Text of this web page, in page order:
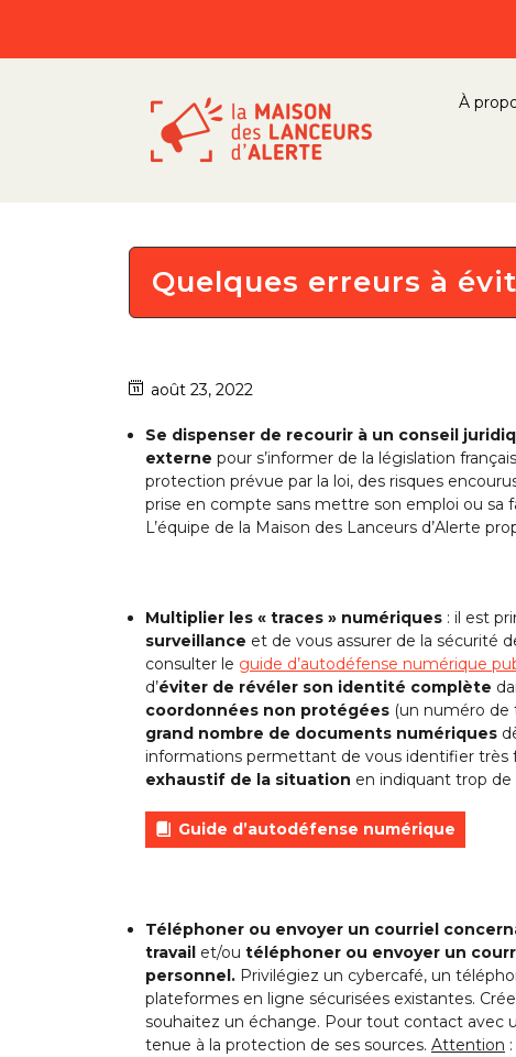
À
Quelques erreurs à
août 23, 2022
Se dispenser de recourir à un conseil
externe pour s’informer de la législation
protection prévue par la loi, des risques
prise en compte sans mettre son emploi ou sa
L’équipe de la Maison des Lanceurs d’Alerte
Multiplier les « traces » numériques : il est
surveillance et de vous assurer de la sécurité
consulter le guide d’autodéfense numérique
d’éviter de révéler son identité complète
coordonnées non protégées (un numéro de
grand nombre de documents numériques
informations permettant de vous identifier très
exhaustif de la situation en indiquant trop de
Guide d’autodéfense numérique
Téléphoner ou envoyer un courriel
travail et/ou téléphoner ou envoyer un
personnel. Privilégiez un cybercafé, un
plateformes en ligne sécurisées existantes.
souhaitez un échange. Pour tout contact avec
tenue à la protection de ses sources. Attention